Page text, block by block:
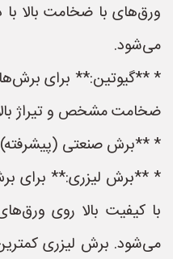
ورق‌های با ضخامت بالا
می‌شود.
* **گیوتین:** برای
ضخامت مشخص و تیراژ
* **برش صنعتی
* **برش لیزری:** برای
با کیفیت بالا روی
می‌شود. برش لیزری